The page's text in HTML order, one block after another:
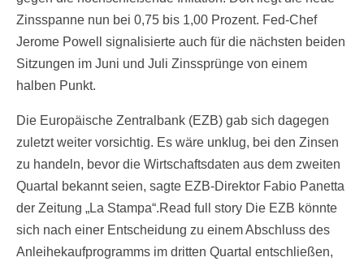
Zinsspanne nun bei 0,75 bis 1,00 Prozent. Fed-Chef
Jerome Powell signalisierte auch für die nächsten beiden
Sitzungen im Juni und Juli Zinssprünge von einem
halben Punkt.
Die Europäische Zentralbank (EZB) gab sich dagegen
zuletzt weiter vorsichtig. Es wäre unklug, bei den Zinsen
zu handeln, bevor die Wirtschaftsdaten aus dem zweiten
Quartal bekannt seien, sagte EZB-Direktor Fabio Panetta
der Zeitung „La Stampa“.Read full story Die EZB könnte
sich nach einer Entscheidung zu einem Abschluss des
Anleihekaufprogramms im dritten Quartal entschließen,